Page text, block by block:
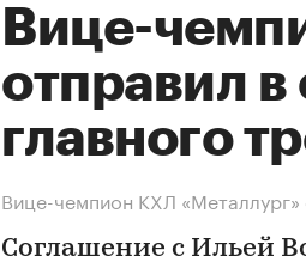
Вице-
отправил в
главного
Вице-чемпион КХЛ «Металлург»
Соглашение с Ильей